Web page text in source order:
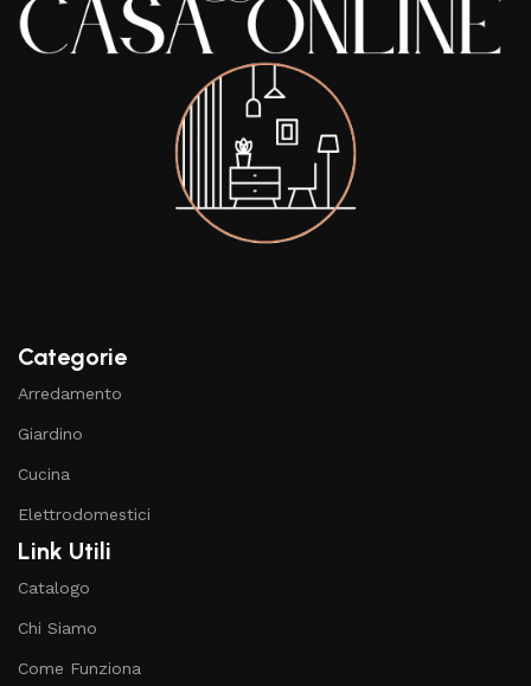
Categorie
Arredamento
Giardino
Cucina
Elettrodomestici
Link Utili
Catalogo
Chi Siamo
Come Funziona